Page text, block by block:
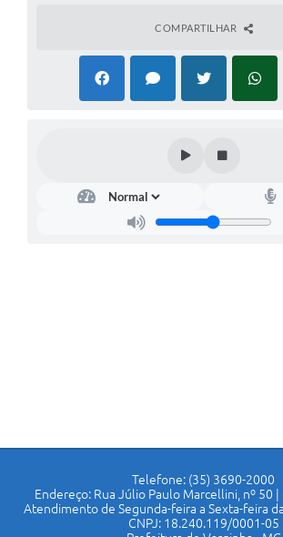
COMPARTILHAR
Telefone: (35) 3690-2000
Endereço: Rua Júlio Paulo Marcellini, nº 50 |
Atendimento de Segunda-feira a Sexta-feira
CNPJ: 18.240.119/0001-05